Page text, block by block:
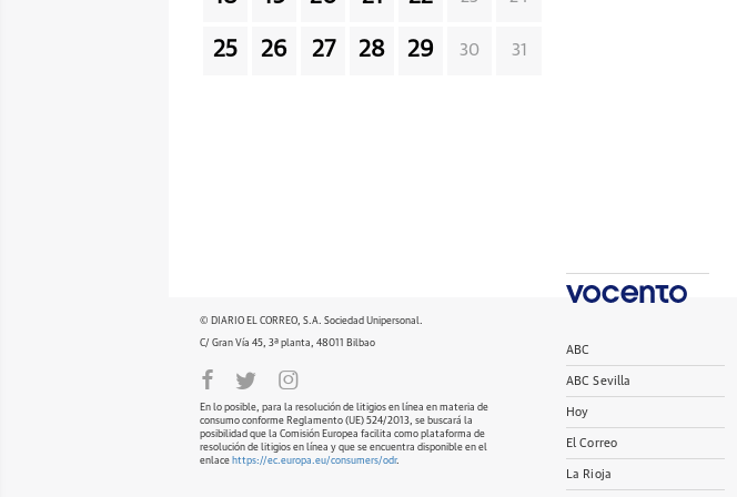
25 26 27 28 29 30 31
© DIARIO EL CORREO, S.A. Sociedad Unipersonal.
C/ Gran Vía 45, 3ª planta, 48011 Bilbao
En lo posible, para la resolución de litigios en línea en materia de
consumo conforme Reglamento (UE) 524/2013, se buscará la
posibilidad que la Comisión Europea facilita como plataforma de
resolución de litigios en línea y que se encuentra disponible en el
enlace https://ec.europa.eu/consumers/odr.
ABC
ABC Sevilla
Hoy
El Correo
La Rioja